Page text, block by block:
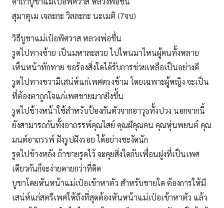
สุมาตุเม เจละกะ วิลละกะ นะเมติ (7จบ)
วิธีบูชาแม่เป๋อพิศวาส หลวงพ่อชื่น
รูดไปทางซ้าย เป็นมหาละลวย ไปไหนมาไหนผู้คนทั้งหลาย
เห็นหน้าทักทาย ขอร้องสิ่งใดได้รับการช่วยเหลือเป็นอย่างดี
รูดไปทางขวามีเสน่ห์แก่เพศตรงข้าม โดยเฉพาะผู้หญิง จะเป็น
ที่ต้องตาถูกใจแก่เพศชายมากยิ่งขึ้น
รูดไปข้างหน้าใช้สำหรับป้องกันตัวจากอาวุธทั้งปวง นอกจากนี้
ยังสามารถกันทั้งอาถรรพ์คุณไสย์ คุณผีคุณคน คุณหุ่นพยนต์ คุณ
มนต์อาถรรพ์ ฝังรูปฝังรอย ได้อย่างชะงัดนัก
รูดไปข้างหลัง ถ้าชายรูดไว้ จะคุยสิ่งใดกับเพื่อนฝูงที่เป็นเพศ
เดียวกันก็จะง่ายดายกว่าที่คิด
บูชาโดยหันหน้าแม่เป๋อเข้าหาตัว สำหรับชายใด ต้องการให้มี
เสน่ห์แก่สตรีเพศให้ถึงที่สุดต้องหันหน้าแม่เป๋อเข้าหาตัว แล้ว